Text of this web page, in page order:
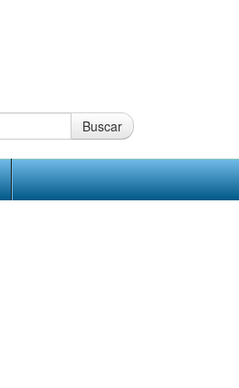
Buscar